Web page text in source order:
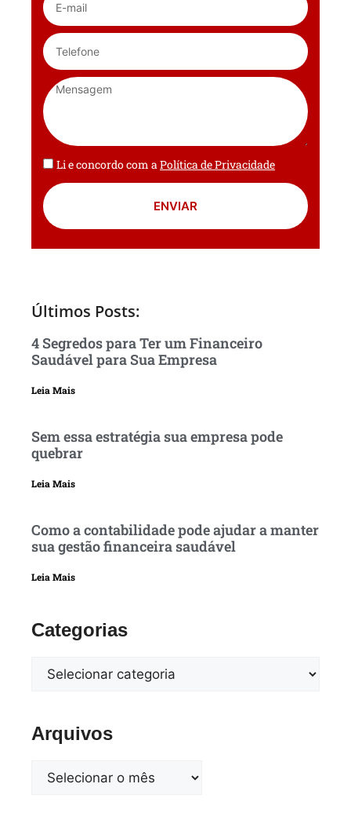
Li e concordo com aPolítica de Privacidade
ENVIAR
Últimos Posts:
4 Segredos para Ter um Financeiro
Saudável para Sua Empresa
Leia Mais
Sem essa estratégia sua empresa pode
quebrar
Leia Mais
Como a contabilidade pode ajudar a manter
sua gestão financeira saudável
Leia Mais
Categorias
Arquivos